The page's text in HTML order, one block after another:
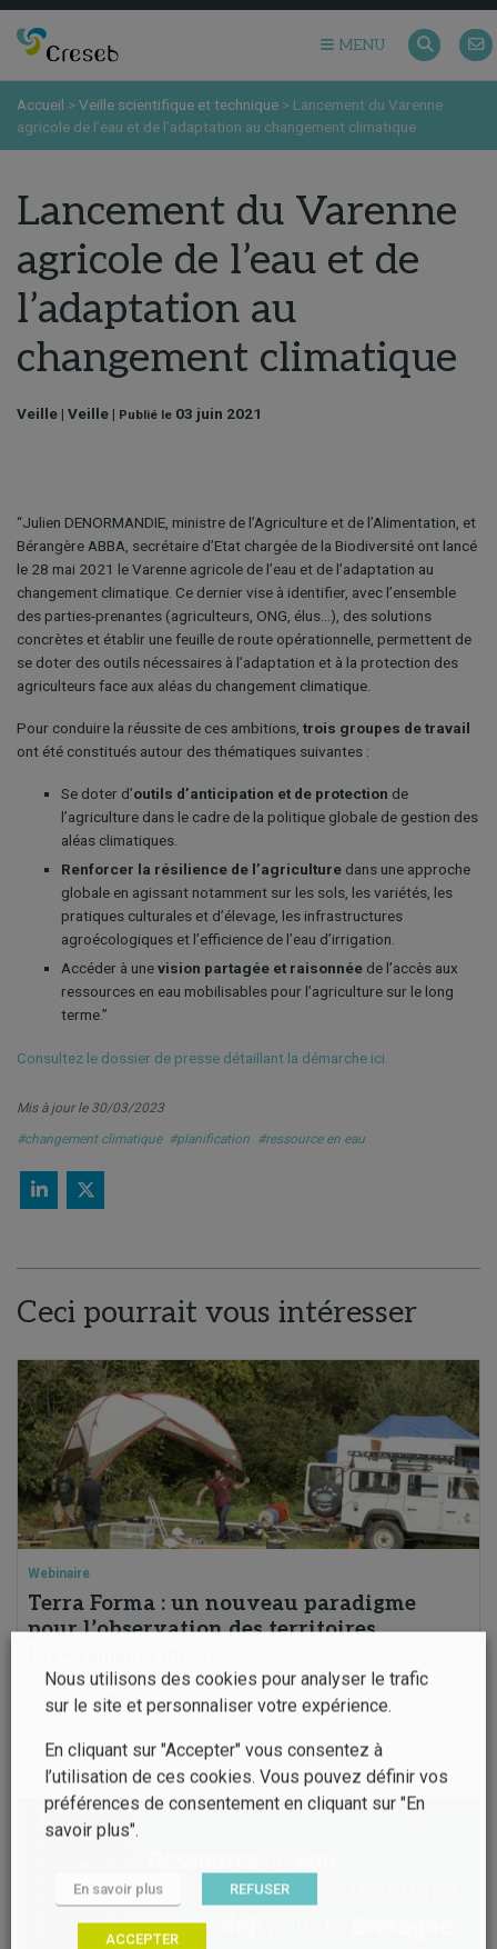
MENU
Accueil >Veille scientifique et technique > Lancement du Varenne
agricole de l’eau et de l’adaptation au changement climatique
Lancement du Varenne
agricole de l’eau et de
l’adaptation au
changement climatique
Veille | Veille | Publié le 03 juin 2021
“Julien DENORMANDIE, ministre de l’Agriculture et de l’Alimentation, et
Bérangère ABBA, secrétaire d’Etat chargée de la Biodiversité ont lancé
le 28 mai 2021 le Varenne agricole de l’eau et de l’adaptation au
changement climatique. Ce dernier vise à identifier, avec l’ensemble
des parties-prenantes (agriculteurs, ONG, élus…), des solutions
concrètes et établir une feuille de route opérationnelle, permettent de
se doter des outils nécessaires à l’adaptation et à la protection des
agriculteurs face aux aléas du changement climatique.
Pour conduire la réussite de ces ambitions, trois groupes de travail
ont été constitués autour des thématiques suivantes :
Se doter d’outils d’anticipation et de protection de
l’agriculture dans le cadre de la politique globale de gestion des
aléas climatiques.
Renforcer la résilience de l’agriculture dans une approche
globale en agissant notamment sur les sols, les variétés, les
pratiques culturales et d’élevage, les infrastructures
agroécologiques et l’efficience de l’eau d’irrigation.
Accéder à unevision partagée et raisonnée de l’accès aux
ressources en eau mobilisables pour l’agriculture sur le long
terme.”
Consultez le dossier de presse détaillant la démarche ici.
Mis à jour le 30/03/2023
#changement climatique #planification #ressource en eau
Ceci pourrait vous intéresser
Webinaire
Terra Forma : un nouveau paradigme
pour l’observation des territoires
26 septembre 2025
Nous utilisons des cookies pour analyser le trafic
sur le site et personnaliser votre expérience.
En cliquant sur "Accepter" vous consentez à
l’utilisation de ces cookies. Vous pouvez définir vos
préférences de consentement en cliquant sur "En
savoir plus".
En savoir plus REFUSER
ACCEPTER